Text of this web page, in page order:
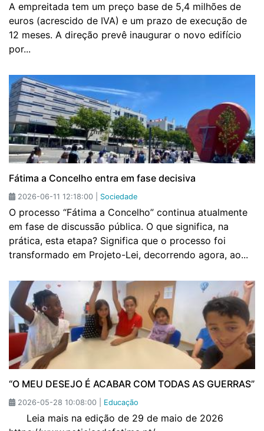
A empreitada tem um preço base de 5,4 milhões de
euros (acrescido de IVA) e um prazo de execução de
12 meses. A direção prevê inaugurar o novo edifício
por...
Fátima a Concelho entra em fase decisiva
2026-06-11 12:18:00 | Sociedade
O processo “Fátima a Concelho” continua atualmente
em fase de discussão pública. O que significa, na
prática, esta etapa? Significa que o processo foi
transformado em Projeto-Lei, decorrendo agora, ao...
“O MEU DESEJO É ACABAR COM TODAS AS GUERRAS”
2026-05-28 10:08:00 | Educação
Leia mais na edição de 29 de maio de 2026